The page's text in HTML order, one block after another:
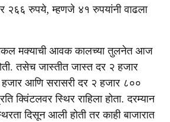
रुपये, म्हणजे ४१ रुपयांनी वाढला
मक्याची आवक कालच्या तुलनेत आज
तसेच जास्तीत जास्त दर २ हजार
आणि सरासरी दर २ हजार ८००
क्विंटलवर स्थिर राहिला होता. दरम्यान
दिसून आली होती तर काही बाजारात